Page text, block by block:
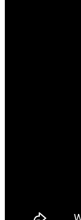
述所謂的釋迦